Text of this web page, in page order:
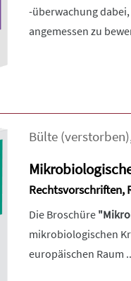
-überwachung
angemessen zu
Bülte (verstorben)
Rechtsvorschriften,
Die Broschüre
mikrobiologischen
europäischen Raum